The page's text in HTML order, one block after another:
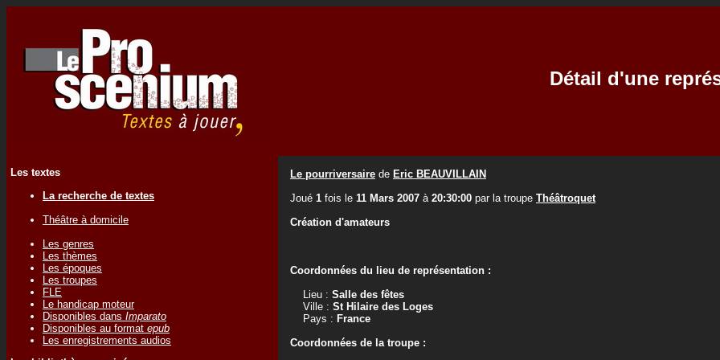
Détail d'une
Les textes
La recherche de textes
Théâtre à domicile
Les genres
Les thèmes
Les époques
Les troupes
FLE
Le handicap moteur
Disponibles dans Imparato
Disponibles au format epub
Les enregistrements audios
Le pourriversaire de Eric BEAUVILLAIN
Joué 1 fois le 11 Mars 2007 à 20:30:00 par la troupe Théâtroquet
Création d'amateurs
Coordonnées du lieu de représentation :
Lieu : Salle des fêtes
Ville : St Hilaire des Loges
Pays : France
Coordonnées de la troupe :